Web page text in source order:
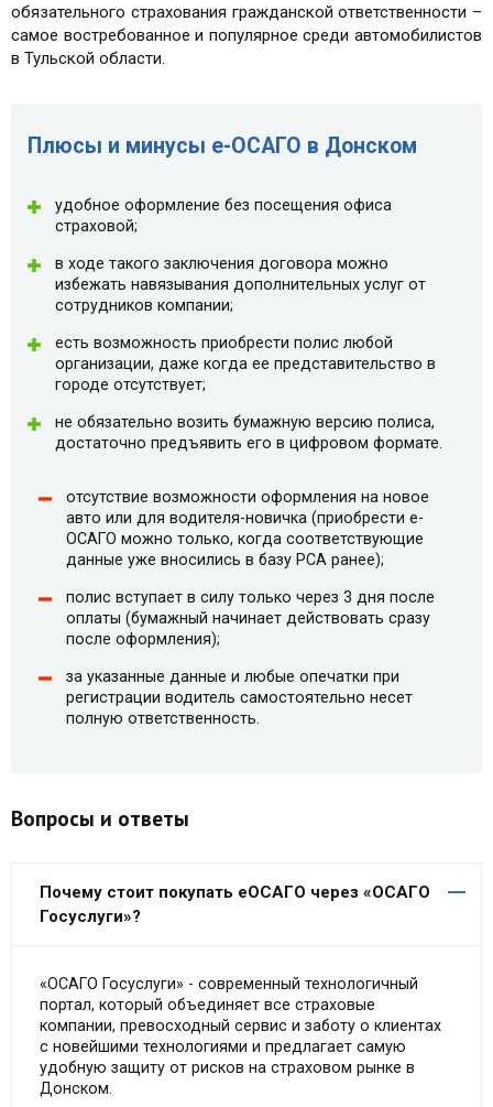
обязательного страхования гражданской ответственности –
самое востребованное и популярное среди автомобилистов
в Тульской области.
Плюсы и минусы e-ОСАГО в Донском
удобное оформление без посещения офиса
страховой;
в ходе такого заключения договора можно
избежать навязывания дополнительных услуг от
сотрудников компании;
есть возможность приобрести полис любой
организации, даже когда ее представительство в
городе отсутствует;
не обязательно возить бумажную версию полиса,
достаточно предъявить его в цифровом формате.
отсутствие возможности оформления на новое
авто или для водителя-новичка (приобрести e-
ОСАГО можно только, когда соответствующие
данные уже вносились в базу РСА ранее);
полис вступает в силу только через 3 дня после
оплаты (бумажный начинает действовать сразу
после оформления);
за указанные данные и любые опечатки при
регистрации водитель самостоятельно несет
полную ответственность.
Вопросы и ответы
Почему стоит покупать еОСАГО через «ОСАГО
Госуслуги»?
«ОСАГО Госуслуги» - современный технологичный
портал, который объединяет все страховые
компании, превосходный сервис и заботу о клиентах
с новейшими технологиями и предлагает самую
удобную защиту от рисков на страховом рынке в
Донском.